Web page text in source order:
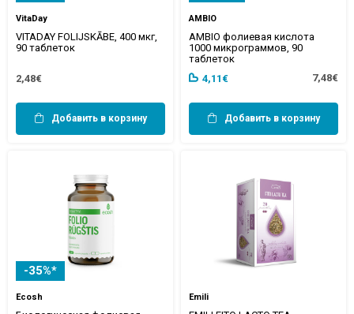
VitaDay
VITADAY FOLIJSKĀBE, 400 мкг,
90 таблеток
2,48€
Добавить в корзину
AMBIO
AMBIO фолиевая кислота
1000 микрограммов, 90
таблеток
4,11€
7,48€
Добавить в корзину
-35%*
Ecosh Emili